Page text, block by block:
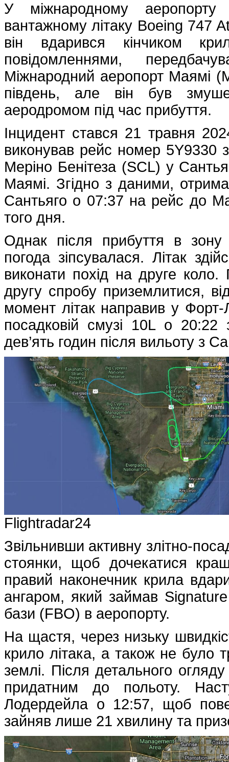
У міжнародному
вантажному літаку Boeing 747
він вдарився кінчиком
повідомленнями,
Міжнародний аеропорт Маямі
південь, але він був
аеродромом під час прибуття.
Інцидент стався 21 травня
виконував рейс номер 5Y9330
Меріно Бенітеза (SCL) у
Маямі. Згідно з даними,
Сантьяго о 07:37 на рейс до
того дня.
Однак після прибуття в зону
погода зіпсувалася. Літак
виконати похід на друге коло.
другу спробу приземлитися,
момент літак направив у
посадковій смузі 10L о
дев’ять годин після вильоту з
Flightradar24
Звільнивши активну злітно-
стоянки, щоб дочекатися
правий наконечник крила
ангаром, який займав
бази (FBO) в аеропорту.
На щастя, через низьку
крило літака, а також не було
землі. Після детального
придатним до польоту.
Лодердейла о 12:57, щоб
зайняв лише 21 хвилину та